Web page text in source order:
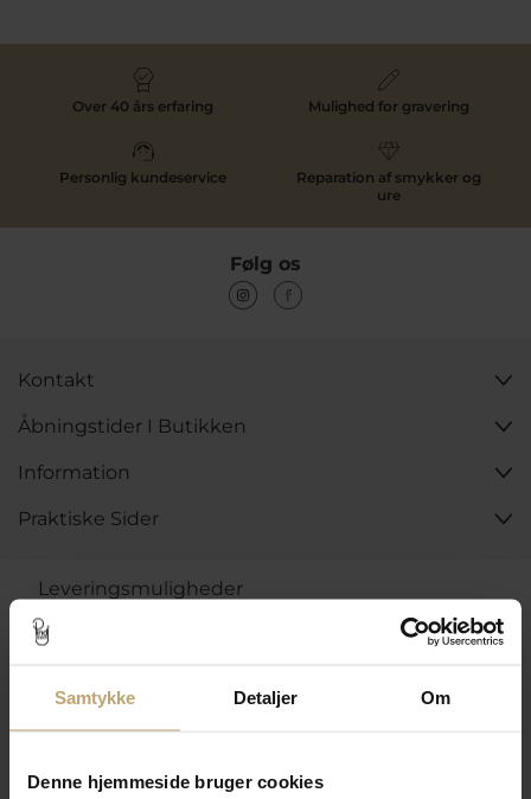
Samtykke Detaljer Om
Denne hjemmeside bruger cookies
Over 40 års erfaring Mulighed for gravering
Personlig kundeservice
Reparation af smykker og
ure
Følg os
Kontakt
Åbningstider I Butikken
Information
Praktiske Sider
Leveringsmuligheder
Betalingsmuligheder
Sikker Og Tryg E-Handel